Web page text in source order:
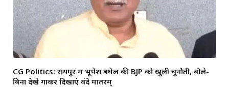
CG Politics: रायपुर में भूपेश बघेल की BJP को खुली चुनौती, बोले-
बिना देखे गाकर दिखाएं वंदे मातरम्